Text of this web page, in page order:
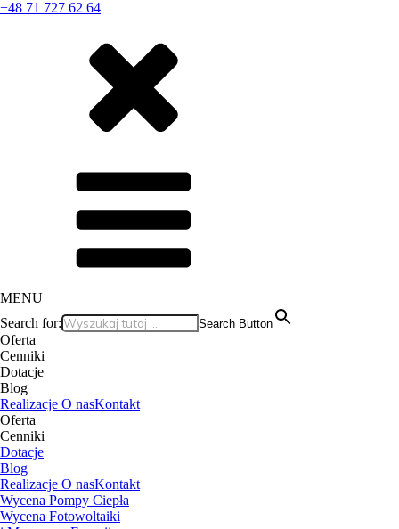
+48 71 727 62 64
MENU
Search for:
Search Button
Oferta
Cenniki
Dotacje
Blog
Realizacje O nasKontakt
Oferta
Cenniki
Dotacje
Blog
Realizacje O nasKontakt
Wycena Pompy Ciepła
Wycena Fotowoltaiki